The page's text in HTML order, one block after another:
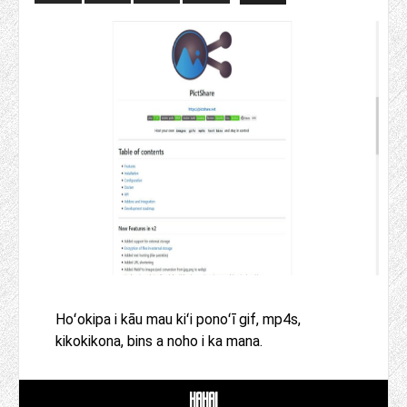
Hoʻokipa i kāu mau kiʻi ponoʻī gif, mp4s,
kikokikona, bins a noho i ka mana.
HAHAI